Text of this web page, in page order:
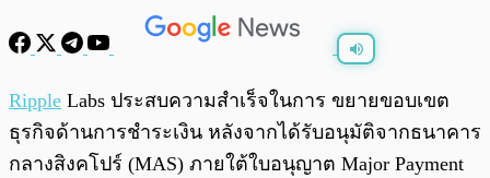
Ripple Labs ประสบความสำเร็จในการ ขยายขอบเขต
ธุรกิจด้านการชำระเงิน หลังจากได้รับอนุมัติจากธนาคาร
กลางสิงคโปร์ (MAS) ภายใต้ใบอนุญาต Major Payment